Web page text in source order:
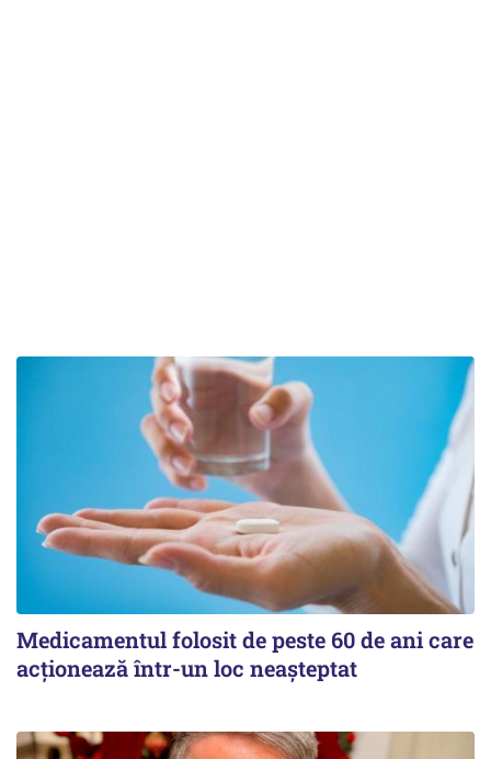
Medicamentul folosit de peste 60 de ani care
acționează într-un loc neașteptat